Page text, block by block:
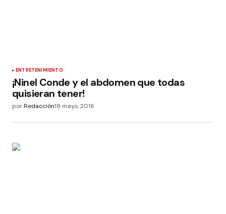
ENTRETENIMIENTO
¡Ninel Conde y el abdomen que todas
quisieran tener!
porRedacción18 mayo, 2016